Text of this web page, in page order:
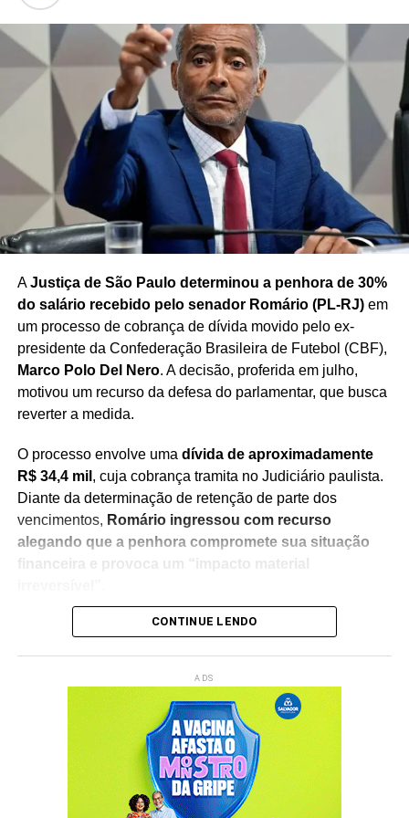
Caso a proposta avance, a criação do Ministério da
Segurança dependerá da tramitação e aprovação das
medidas necessárias no Congresso Nacional, além dos
procedimentos legais para implementação da nova
estrutura.
Redação Saiba+
AJustiça de São Paulo determinou a penhora de 30%
do salário recebido pelo senador Romário (PL-RJ)em
um processo de cobrança de dívida movido pelo ex-
presidente da Confederação Brasileira de Futebol (CBF),
Marco Polo Del Nero. A decisão, proferida em julho,
motivou um recurso da defesa do parlamentar, que busca
reverter a medida.
O processo envolve uma dívida de aproximadamente
R$ 34,4 mil , cuja cobrança tramita no Judiciário paulista.
Diante da determinação de retenção de parte dos
vencimentos, Romário ingressou com recurso
alegando que a penhora compromete sua situação
financeira e provoca um “impacto material
Na manifestação apresentada à Justiça, a defesa do
utilizados para sua manutenção pessoal e despesas do
cotidiano. O recurso solicita a revisão da decisão e a
suspensão da penhora enquanto o caso continua em
O episódio acrescenta um novo capítulo à disputa judicial
CONTINUE LENDO
ADS